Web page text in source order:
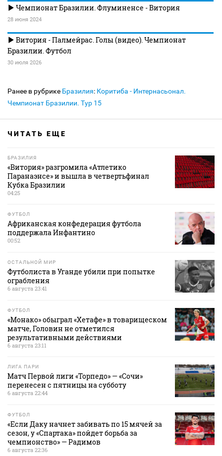
Чемпионат Бразилии. Флуминенсе - Витория
28 июня 2024
Витория - Палмейрас. Голы (видео). Чемпионат
Бразилии. Футбол
30 июля 2026
Ранее в рубрике Бразилия: Коритиба - Интернасьонал.
Чемпионат Бразилии. Тур 15
ЧИТАТЬ ЕЩЕ
БРАЗИЛИЯ
«Витория» разгромила «Атлетико
Паранаэнсе» и вышла в четвертьфинал
Кубка Бразилии
04:25
ФУТБОЛ
Африканская конфедерация футбола
поддержала Инфантино
00:52
ОСТАЛЬНОЙ МИР
Футболиста в Уганде убили при попытке
ограбления
6 августа 23:41
ФУТБОЛ
«Монако» обыграл «Хетафе» в товарищеском
матче, Головин не отметился
результативными действиями
6 августа 23:11
ЛИГА ПАРИ
Матч Первой лиги «Торпедо» — «Сочи»
перенесен с пятницы на субботу
6 августа 22:44
ФУТБОЛ
«Если Даку начнет забивать по 15 мячей за
сезон, у «Спартака» пойдет борьба за
чемпионство» — Радимов
6 августа 22:36